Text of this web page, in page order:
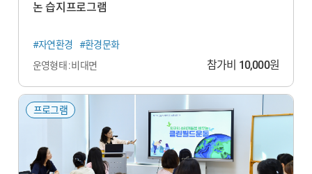
논 습지프로그램
#자연환경
#환경문화
운영형태 : 비대면
참가비 10,000원
프로그램